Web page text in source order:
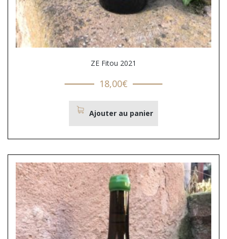
ZE Fitou 2021
18,00€
Ajouter au panier